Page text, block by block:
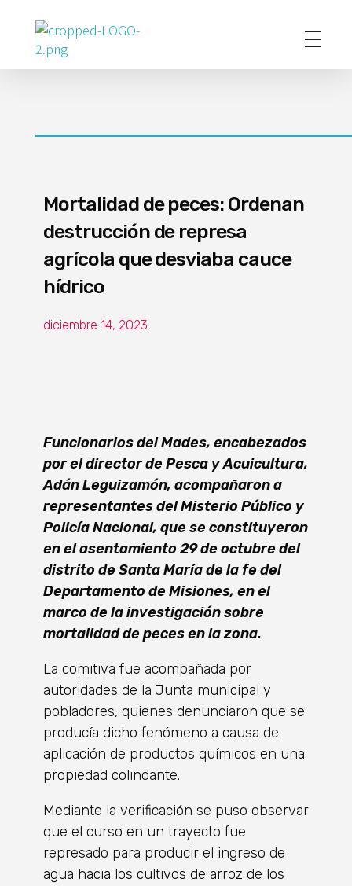
Poder Agropecuario
Mortalidad de peces: Ordenan
destrucción de represa
agrícola que desviaba cauce
hídrico
diciembre 14, 2023
Funcionarios del Mades, encabezados
por el director de Pesca y Acuicultura,
Adán Leguizamón, acompañaron a
representantes del Misterio Público y
Policía Nacional, que se constituyeron
en el asentamiento 29 de octubre del
distrito de Santa María de la fe del
Departamento de Misiones, en el
marco de la investigación sobre
mortalidad de peces en la zona.
La comitiva fue acompañada por
autoridades de la Junta municipal y
pobladores, quienes denunciaron que se
producía dicho fenómeno a causa de
aplicación de productos químicos en una
propiedad colindante.
Mediante la verificación se puso observar
que el curso en un trayecto fue
represado para producir el ingreso de
agua hacia los cultivos de arroz de los